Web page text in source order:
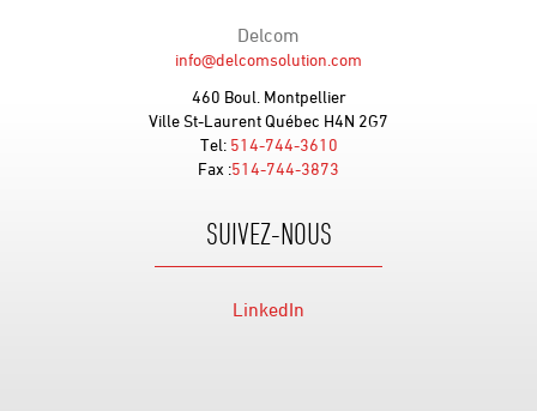
Delcom
info@delcomsolution.com
460 Boul. Montpellier
Ville St-Laurent Québec H4N 2G7
Tel: 514-744-3610
Fax :514-744-3873
SUIVEZ-NOUS
LinkedIn